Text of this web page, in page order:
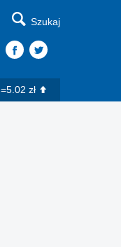
Szukaj
zł